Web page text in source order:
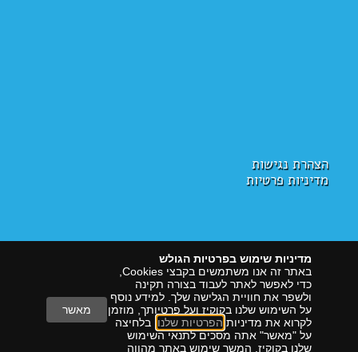
הצהרת נגישות
מדיניות פרטיות
הראל דיגיטלשיווק עם תוצאות
מדיניות שימוש בפרטיות הגולש
כדי לאפשר לאתר לעבוד בצורה תקינה
ולשפר את חוויית הגלישה שלך. למידע נוסף
על השימוש שלנו בקוקיז ועל פרטיותך, מוזמן
לקרוא את מדיניות הפרטיות שלנו . בלחיצה
על "מאשר" אתה מסכים לתנאי השימוש
שלנו בקוקיז. המשך שימוש באתר מהווה
מאשר